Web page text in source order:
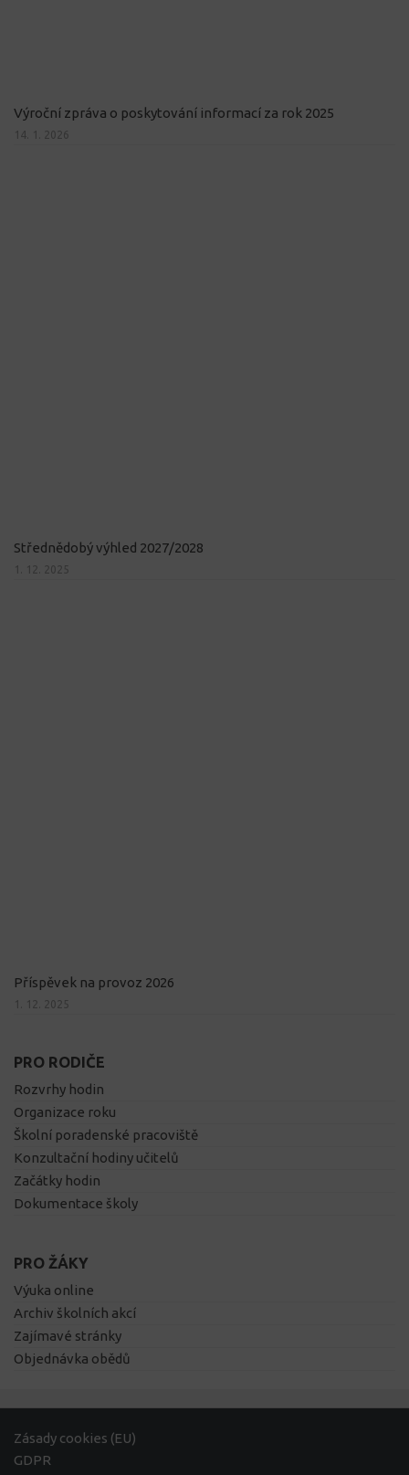
Výroční zpráva o poskytování informací za rok 2025
14. 1. 2026
Střednědobý výhled 2027/2028
1. 12. 2025
Příspěvek na provoz 2026
1. 12. 2025
PRO RODIČE
Rozvrhy hodin
Organizace roku
Školní poradenské pracoviště
Konzultační hodiny učitelů
Začátky hodin
Dokumentace školy
PRO ŽÁKY
Výuka online
Archiv školních akcí
Zajímavé stránky
Objednávka obědů
Zásady cookies (EU)
GDPR